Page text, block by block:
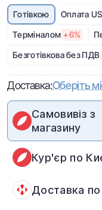
Готівкою Оплата
Терміналом +6%
Безготівкова без ПДВ
Доставка:Оберіть
Самовивіз з
магазину
Кур'єр по
Доставка по